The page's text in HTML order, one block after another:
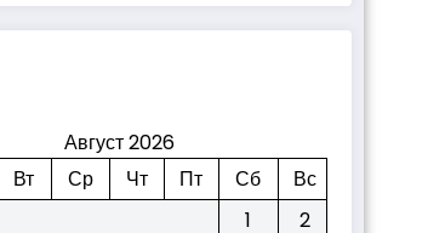
Август 2026
Вт Ср Чт Пт Сб
Вс
1
2